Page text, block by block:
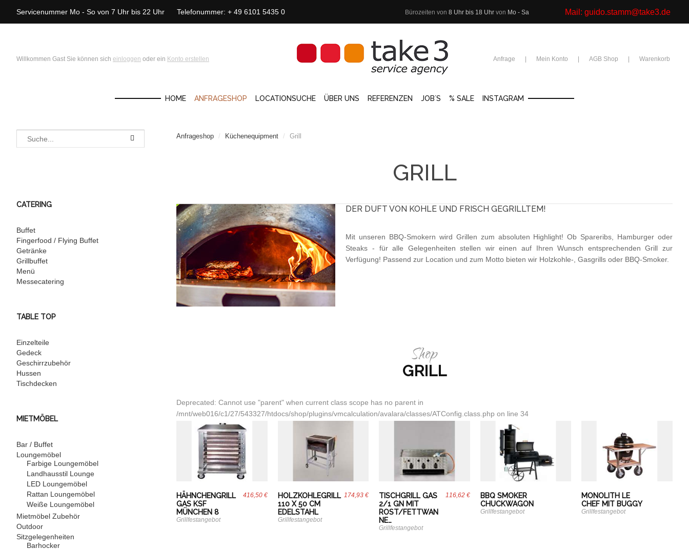
Servicenummer Mo - So von 7 Uhr bis 22 Uhr Telefonummer: + 49 6101 5435 0 Mail: guido.stamm@take3.de
Bürozeiten von 8 Uhr bis 18 Uhr von Mo - Sa
Willkommen Gast Sie können sich einloggen oder ein Konto erstellen Anfrage Mein Konto AGB Shop Warenkorb
HOME ANFRAGESHOP LOCATIONSUCHE ÜBER UNS REFERENZEN JOB´S % SALE INSTAGRAM
Anfrageshop / Küchenequipment / Grill
GRILL
DER DUFT VON KOHLE UND FRISCH GEGRILLTEM!
Mit unseren BBQ-Smokern wird Grillen zum absoluten Highlight! Ob Spareribs, Hamburger oder
Steaks - für alle Gelegenheiten stellen wir einen auf Ihren Wunsch entsprechenden Grill zur
Verfügung! Passend zur Location und zum Motto bieten wir Holzkohle-, Gasgrills oder BBQ-Smoker.
Shop
GRILL
Deprecated: Cannot use "parent" when current class scope has no parent in
/mnt/web016/c1/27/543327/htdocs/shop/plugins/vmcalculation/avalara/classes/ATConfig.class.php on line 34
416,50 €
HÄHNCHENGRILL
GAS KSF
MÜNCHEN 8
Grillfestangebot
174,93 €
HOLZKOHLEGRILL
110 X 50 CM
EDELSTAHL
Grillfestangebot
116,62 €
TISCHGRILL GAS
2/1 GN MIT
ROST/FETTWAN
NE…
Grillfestangebot
BBQ SMOKER
CHUCKWAGON
Grillfestangebot
MONOLITH LE
CHEF MIT BUGGY
Grillfestangebot
CATERING
Buffet
Fingerfood / Flying Buffet
Getränke
Grillbuffet
Menü
Messecatering
TABLE TOP
Einzelteile
Gedeck
Geschirrzubehör
Hussen
Tischdecken
MIETMÖBEL
Bar / Buffet
Loungemöbel
Farbige Loungemöbel
Landhausstil Lounge
LED Loungemöbel
Rattan Loungemöbel
Weiße Loungemöbel
Mietmöbel Zubehör
Outdoor
Sitzgelegenheiten
Barhocker